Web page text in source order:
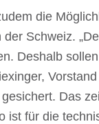
die
Schweiz.
Deshalb
Das
ist für die